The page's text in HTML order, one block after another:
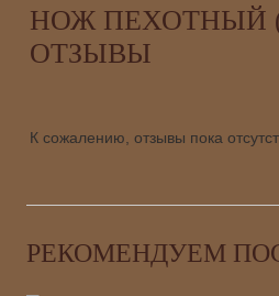
НОЖ ПЕХОТНЫЙ
ОТЗЫВЫ
К сожалению, отзывы пока
РЕКОМЕНДУЕМ